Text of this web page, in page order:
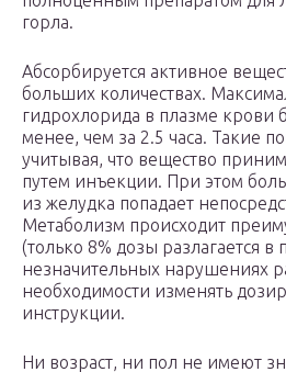
горла.
Абсорбируется активное
больших количествах.
гидрохлорида в плазме крови
менее, чем за 2.5 часа. Такие
учитывая, что вещество
путем инъекции. При этом
из желудка попадает
Метаболизм происходит
(только 8% дозы разлагается в
незначительных нарушениях
необходимости изменять
инструкции.
Ни возраст, ни пол не имеют